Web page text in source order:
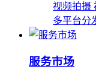
视频拍摄
多平台分
服务市场